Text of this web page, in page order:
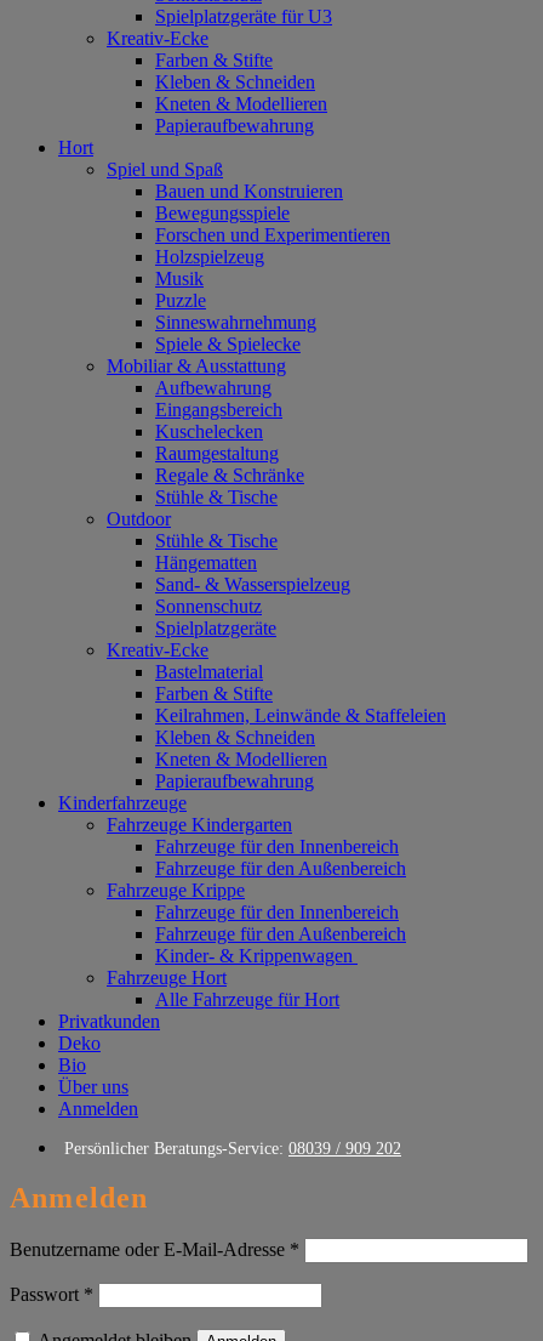
Spielplatzgeräte für U3
Kreativ-Ecke
Farben & Stifte
Kleben & Schneiden
Kneten & Modellieren
Papieraufbewahrung
Hort
Spiel und Spaß
Bauen und Konstruieren
Bewegungsspiele
Forschen und Experimentieren
Holzspielzeug
Musik
Puzzle
Sinneswahrnehmung
Spiele & Spielecke
Mobiliar & Ausstattung
Aufbewahrung
Eingangsbereich
Kuschelecken
Raumgestaltung
Regale & Schränke
Stühle & Tische
Outdoor
Stühle & Tische
Hängematten
Sand- & Wasserspielzeug
Sonnenschutz
Spielplatzgeräte
Kreativ-Ecke
Bastelmaterial
Farben & Stifte
Keilrahmen, Leinwände & Staffeleien
Kleben & Schneiden
Kneten & Modellieren
Papieraufbewahrung
Kinderfahrzeuge
Fahrzeuge Kindergarten
Fahrzeuge für den Innenbereich
Fahrzeuge für den Außenbereich
Fahrzeuge Krippe
Fahrzeuge für den Innenbereich
Fahrzeuge für den Außenbereich
Kinder- & Krippenwagen
Fahrzeuge Hort
Alle Fahrzeuge für Hort
Privatkunden
Deko
Bio
Über uns
Anmelden
Persönlicher Beratungs-Service: 08039 / 909 202
Anmelden
Benutzername oder E-Mail-Adresse *
Passwort *